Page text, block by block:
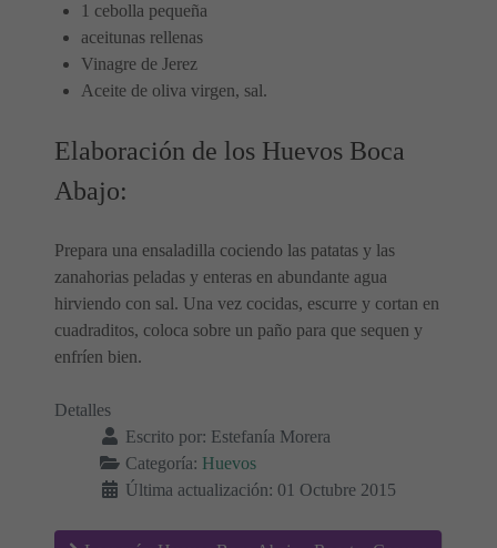
1 cebolla pequeña
aceitunas rellenas
Vinagre de Jerez
Aceite de oliva virgen, sal.
Elaboración de los Huevos Boca
Abajo:
Prepara una ensaladilla cociendo las patatas y las
zanahorias peladas y enteras en abundante agua
hirviendo con sal. Una vez cocidas, escurre y cortan en
cuadraditos, coloca sobre un paño para que sequen y
enfríen bien.
Detalles
Escrito por: Estefanía Morera
Categoría: Huevos
Última actualización: 01 Octubre 2015